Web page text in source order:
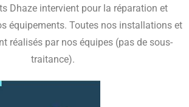
Dhaze intervient pour la réparation et
équipements. Toutes nos installations et
réalisés par nos équipes (pas de sous-
traitance).